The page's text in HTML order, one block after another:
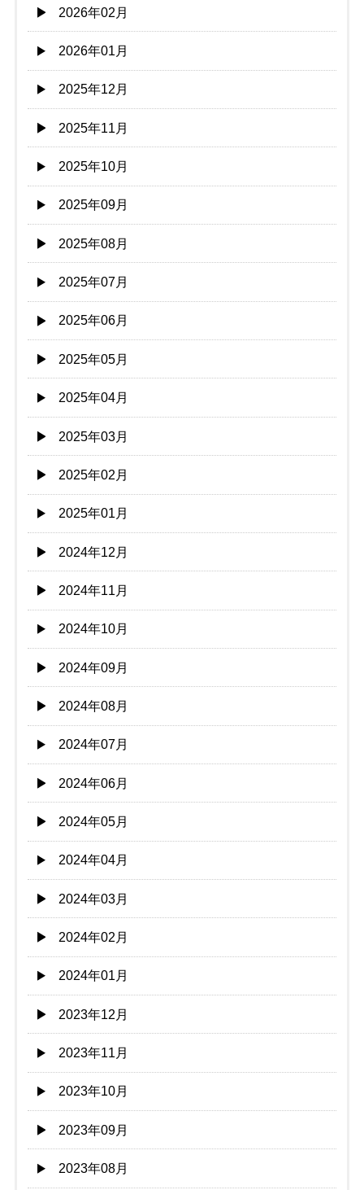
2026年02月
2026年01月
2025年12月
2025年11月
2025年10月
2025年09月
2025年08月
2025年07月
2025年06月
2025年05月
2025年04月
2025年03月
2025年02月
2025年01月
2024年12月
2024年11月
2024年10月
2024年09月
2024年08月
2024年07月
2024年06月
2024年05月
2024年04月
2024年03月
2024年02月
2024年01月
2023年12月
2023年11月
2023年10月
2023年09月
2023年08月